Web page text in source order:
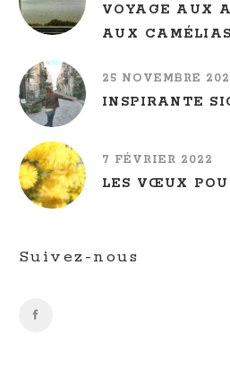
VOYAGE AUX
AUX CAMÉLIAS
25 NOVEMBRE
INSPIRANTE
7 FÉVRIER 2022
LES VŒUX
Suivez-nous